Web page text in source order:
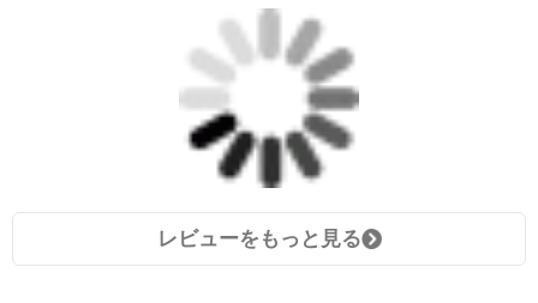
レビューをもっと見る